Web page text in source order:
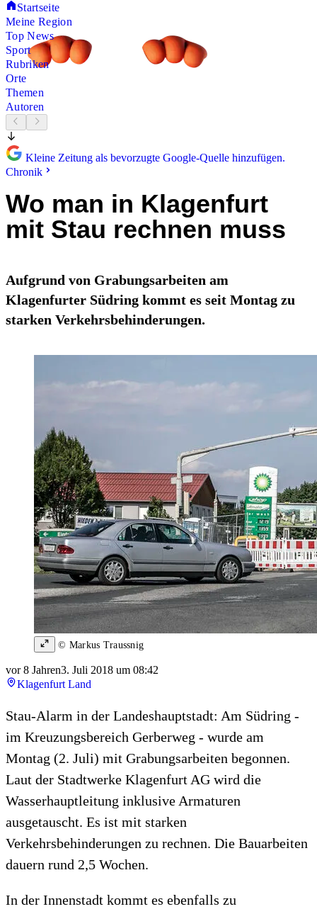
Startseite
Meine Region
Top News
Sport
Rubriken
Orte
Themen
Autoren
Kleine Zeitung als bevorzugte Google-Quelle hinzufügen.
Chronik
Wo man in Klagenfurt
mit Stau rechnen muss
Aufgrund von Grabungsarbeiten am
Klagenfurter Südring kommt es seit Montag zu
starken Verkehrsbehinderungen.
© Markus Traussnig
vor 8 Jahren3. Juli 2018 um 08:42
Klagenfurt Land
Stau-Alarm in der Landeshauptstadt: Am Südring -
im Kreuzungsbereich Gerberweg - wurde am
Montag (2. Juli) mit Grabungsarbeiten begonnen.
Laut der Stadtwerke Klagenfurt AG wird die
Wasserhauptleitung inklusive Armaturen
ausgetauscht. Es ist mit starken
Verkehrsbehinderungen zu rechnen. Die Bauarbeiten
dauern rund 2,5 Wochen.
In der Innenstadt kommt es ebenfalls zu